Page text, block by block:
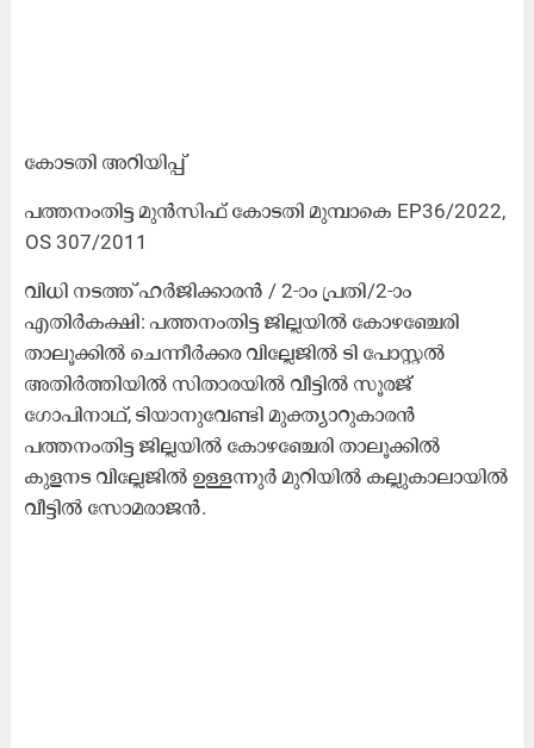
കോടതി അറിയിപ്പ്
പത്തനംതിട്ട മുൻസിഫ് കോടതി മുമ്പാകെ EP36/2022,
OS 307/2011
വിധി നടത്ത് ഹർജിക്കാരൻ / 2-ാം പ്രതി/2-ാം
എതിർകക്ഷി: പത്തനംതിട്ട ജില്ലയിൽ കോഴഞ്ചേരി
താലൂക്കിൽ ചെന്നീർക്കര വില്ലേജിൽ ടി േപാസ്റ്റൽ
അതിർത്തിയിൽ സിതാരയിൽ വീട്ടിൽ സൂരജ്
ഗോപിനാഥ്, ടിയാനുവേണ്ടി മുക്ത്യാറുകാരൻ
പത്തനംതിട്ട ജില്ലയിൽ കോഴഞ്ചേരി താലൂക്കിൽ
കുളനട വില്ലേജിൽ ഉള്ളന്നുർ മുറിയിൽ കല്ലുകാലായിൽ
വീട്ടിൽ സോമരാജൻ.